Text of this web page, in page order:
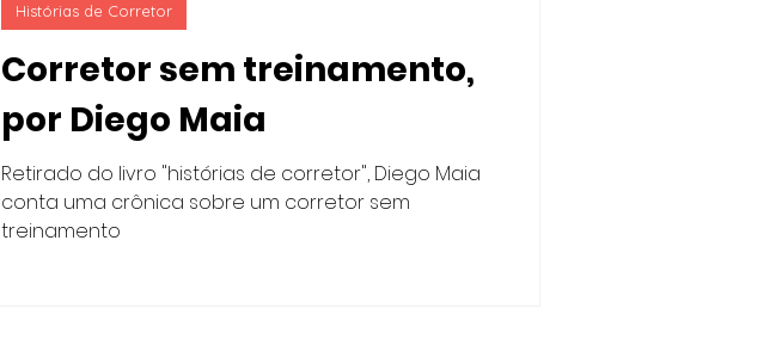
Corretor sem treinamento,
por Diego Maia
Retirado do livro "histórias de corretor", Diego Maia
conta uma crônica sobre um corretor sem
treinamento
Histórias de Corretor